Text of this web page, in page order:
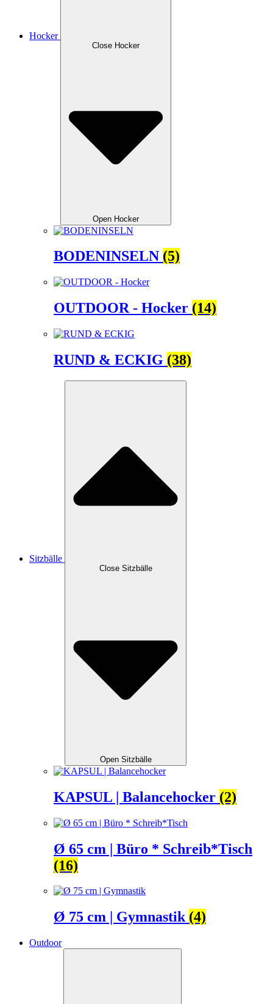
Hocker
Close Hocker
Open Hocker
BODENINSELN (5)
OUTDOOR - Hocker (14)
RUND & ECKIG (38)
Sitzbälle
Close Sitzbälle
Open Sitzbälle
KAPSUL | Balancehocker (2)
Ø 65 cm | Büro * Schreib*Tisch
(16)
Ø 75 cm | Gymnastik (4)
Outdoor